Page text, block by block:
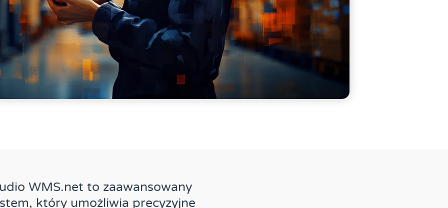
WMS.net to zaawansowany
który umożliwia precyzyjne